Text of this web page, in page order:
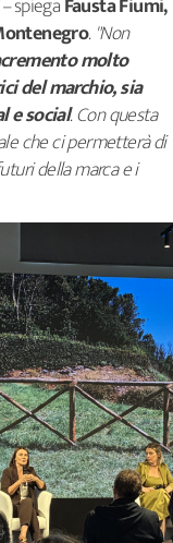
spiegaFausta Fiumi,
. "Non
molto
del marchio, sia
e social. Con questa
che ci permetterà di
della marca e i